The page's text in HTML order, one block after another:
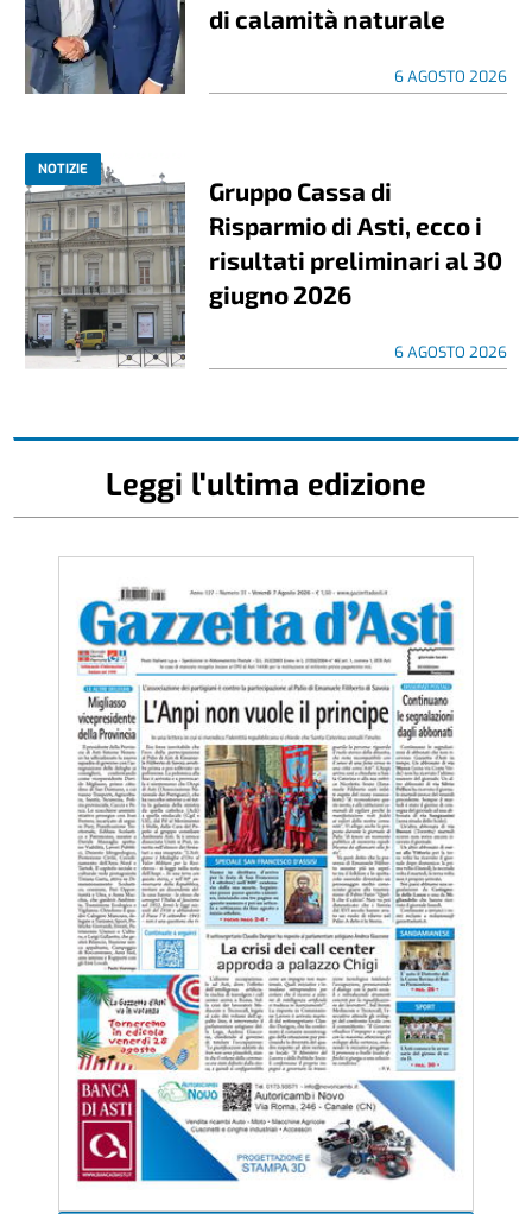
di calamità naturale
6 AGOSTO 2026
NOTIZIE
Gruppo Cassa di
Risparmio di Asti, ecco i
risultati preliminari al 30
giugno 2026
6 AGOSTO 2026
Leggi l'ultima edizione